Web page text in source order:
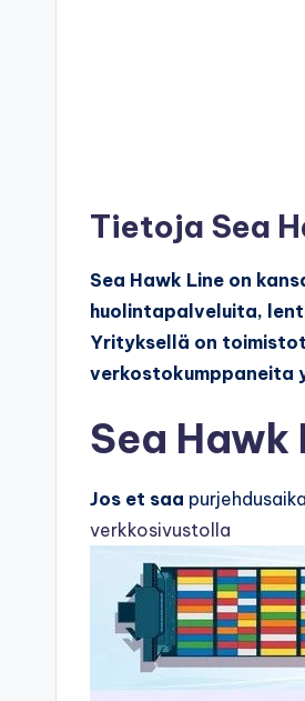
Tietoja Sea
Sea Hawk Line on
huolintapalveluita,
Yrityksellä on
verkostokumppaneita
Sea
Jos et saa
verkkosivustolla